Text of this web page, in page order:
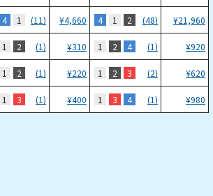
4 1 (11) ¥4,660 4 1 2 (48) ¥21,960
1 2 (1) ¥310 1 2 4 (1) ¥920
1 2 (1) ¥220 1 2 3 (2) ¥620
1 3 (1) ¥400 1 3 4 (1) ¥980